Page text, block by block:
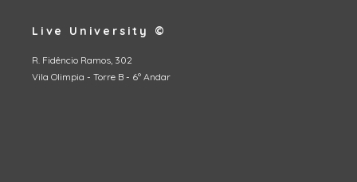
Live University ©
R. Fidêncio Ramos, 302
Vila Olimpia - Torre B - 6º Andar